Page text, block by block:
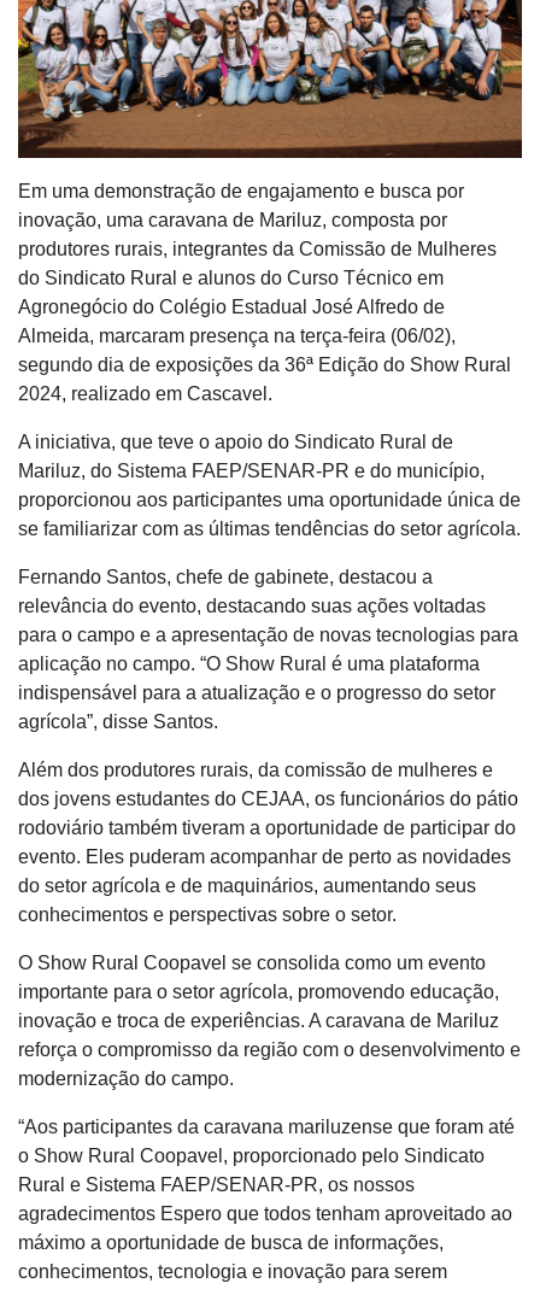
Em uma demonstração de engajamento e busca por
inovação, uma caravana de Mariluz, composta por
produtores rurais, integrantes da Comissão de Mulheres
do Sindicato Rural e alunos do Curso Técnico em
Agronegócio do Colégio Estadual José Alfredo de
Almeida, marcaram presença na terça-feira (06/02),
segundo dia de exposições da 36ª Edição do Show Rural
2024, realizado em Cascavel.
A iniciativa, que teve o apoio do Sindicato Rural de
Mariluz, do Sistema FAEP/SENAR-PR e do município,
proporcionou aos participantes uma oportunidade única de
se familiarizar com as últimas tendências do setor agrícola.
Fernando Santos, chefe de gabinete, destacou a
relevância do evento, destacando suas ações voltadas
para o campo e a apresentação de novas tecnologias para
aplicação no campo. “O Show Rural é uma plataforma
indispensável para a atualização e o progresso do setor
agrícola”, disse Santos.
Além dos produtores rurais, da comissão de mulheres e
dos jovens estudantes do CEJAA, os funcionários do pátio
rodoviário também tiveram a oportunidade de participar do
evento. Eles puderam acompanhar de perto as novidades
do setor agrícola e de maquinários, aumentando seus
conhecimentos e perspectivas sobre o setor.
O Show Rural Coopavel se consolida como um evento
importante para o setor agrícola, promovendo educação,
inovação e troca de experiências. A caravana de Mariluz
reforça o compromisso da região com o desenvolvimento e
modernização do campo.
“Aos participantes da caravana mariluzense que foram até
o Show Rural Coopavel, proporcionado pelo Sindicato
Rural e Sistema FAEP/SENAR-PR, os nossos
agradecimentos Espero que todos tenham aproveitado ao
máximo a oportunidade de busca de informações,
conhecimentos, tecnologia e inovação para serem